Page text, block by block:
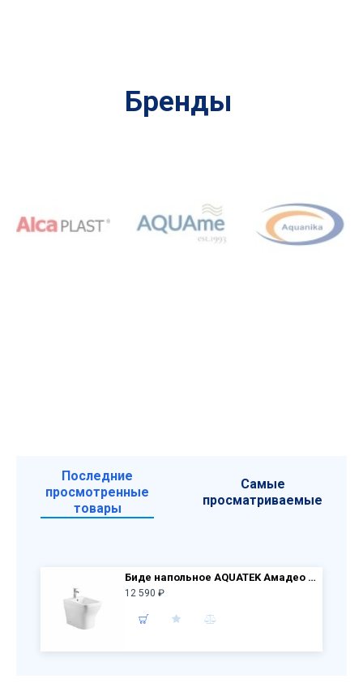
Бренды
Последние
просмотренные
товары
Самые
просматриваемые
Биде напольное AQUATEK Амадео AQ1264-00 белый
12 590 ₽